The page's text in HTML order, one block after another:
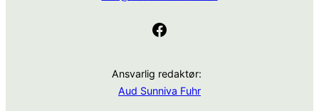
Facebook
Ansvarlig redaktør:
Aud Sunniva Fuhr